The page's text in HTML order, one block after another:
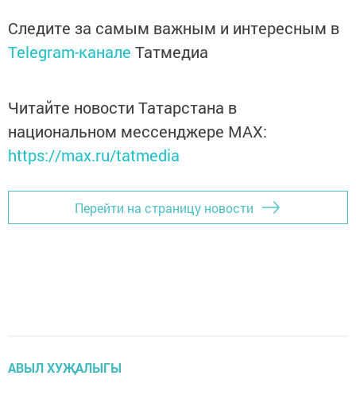
Следите за самым важным и интересным в
Telegram-канале Татмедиа
Читайте новости Татарстана в
национальном мессенджере MАХ:
https://max.ru/tatmedia
Перейти на страницу новости
АВЫЛ ХУҖАЛЫГЫ